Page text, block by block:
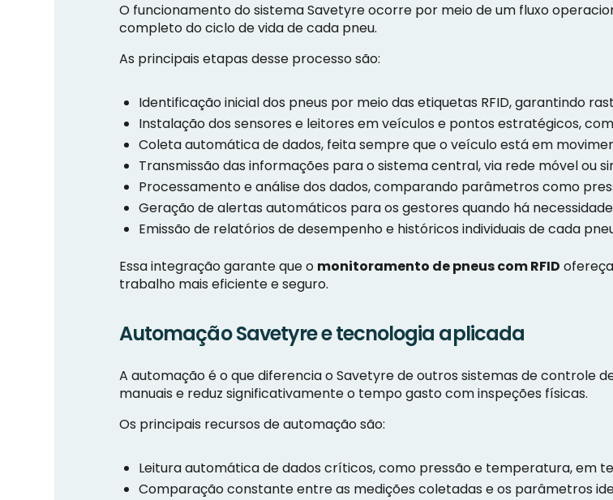
O funcionamento do sistema Savetyre ocorre por meio de um fluxo
completo do ciclo de vida de cada pneu.
As principais etapas desse processo são:
Identificação inicial dos pneus por meio das etiquetas RFID, garantindo
Instalação dos sensores e leitores em veículos e pontos estratégicos,
Coleta automática de dados, feita sempre que o veículo está em
Transmissão das informações para o sistema central, via rede móvel ou
Processamento e análise dos dados, comparando parâmetros como
Geração de alertas automáticos para os gestores quando há
Emissão de relatórios de desempenho e históricos individuais de cada
Essa integração garante que o monitoramento de pneus com RFID
trabalho mais eficiente e seguro.
Automação Savetyre e tecnologia aplicada
A automação é o que diferencia o Savetyre de outros sistemas de controle
manuais e reduz significativamente o tempo gasto com inspeções físicas.
Os principais recursos de automação são:
Leitura automática de dados críticos, como pressão e temperatura, em
Comparação constante entre as medições coletadas e os parâmetros